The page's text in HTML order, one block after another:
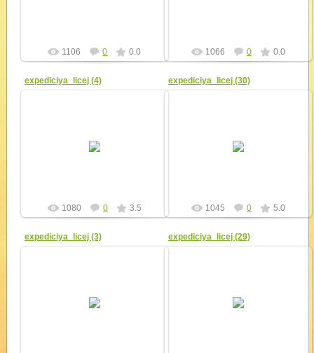
1106 0 0.0 1066 0 0.0
expediciya_licej (4)
1080 0 3.5
expediciya_licej (30)
1045 0 5.0
expediciya_licej (3) expediciya_licej (29)